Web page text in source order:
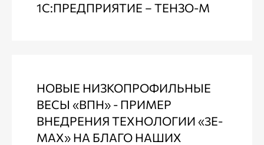
1С:ПРЕДПРИЯТИЕ – ТЕНЗО-М
НОВЫЕ НИЗКОПРОФИЛЬНЫЕ
ВЕСЫ «ВПН» - ПРИМЕР
ВНЕДРЕНИЯ ТЕХНОЛОГИИ «3Е-
МАХ» НА БЛАГО НАШИХ